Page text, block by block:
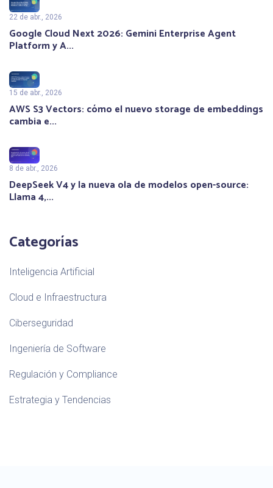
22 de abr., 2026
Google Cloud Next 2026: Gemini Enterprise Agent
Platform y A...
15 de abr., 2026
AWS S3 Vectors: cómo el nuevo storage de embeddings
cambia e...
8 de abr., 2026
DeepSeek V4 y la nueva ola de modelos open-source:
Llama 4,...
Categorías
Inteligencia Artificial
Cloud e Infraestructura
Ciberseguridad
Ingeniería de Software
Regulación y Compliance
Estrategia y Tendencias